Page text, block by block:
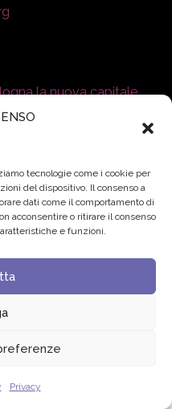
tecnologie come i cookie per
del dispositivo. Il consenso a
dati come il comportamento di
acconsentire o ritirare il consenso
e funzioni.
Privacy
la nuova capitale
2026
governance condivisa»
Higher Education
– All rights reserved